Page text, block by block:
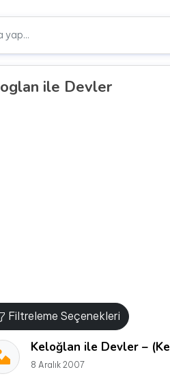
ile Devler
Filtreleme Seçenekleri
Keloğlan ile Devler –
8 Aralık 2007